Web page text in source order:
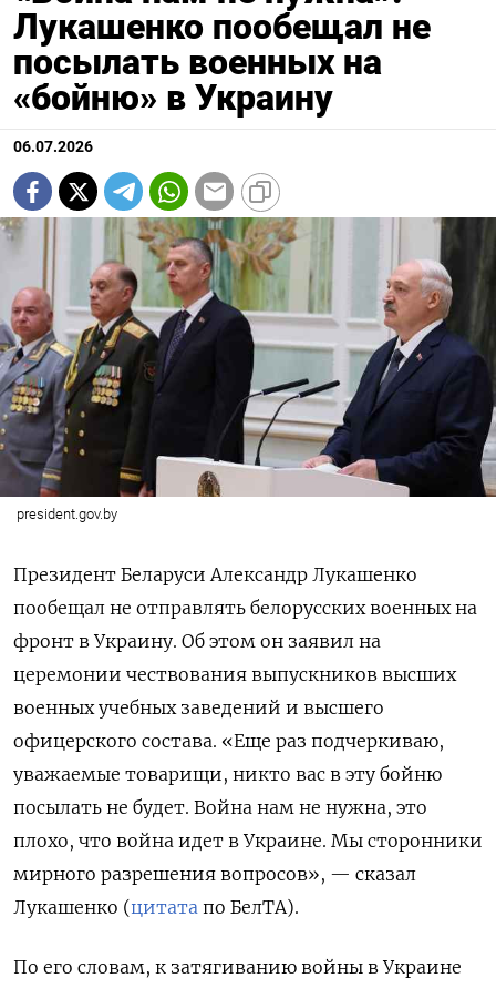
Лукашенко пообещал не
посылать военных на
«бойню» в Украину
06.07.2026
president.gov.by
Президент Беларуси Александр Лукашенко
пообещал не отправлять белорусских военных на
фронт в Украину. Об этом он заявил на
церемонии чествования выпускников высших
военных учебных заведений и высшего
офицерского состава. «Еще раз подчеркиваю,
уважаемые товарищи, никто вас в эту бойню
посылать не будет. Война нам не нужна, это
плохо, что война идет в Украине. Мы сторонники
мирного разрешения вопросов», — сказал
Лукашенко (цитата по БелТА).
По его словам, к затягиванию войны в Украине